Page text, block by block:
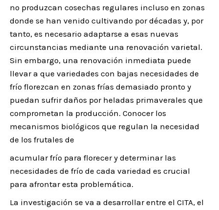
no produzcan cosechas regulares incluso en zonas
donde se han venido cultivando por décadas y, por
tanto, es necesario adaptarse a esas nuevas
circunstancias mediante una renovación varietal.
Sin embargo, una renovación inmediata puede
llevar a que variedades con bajas necesidades de
frío florezcan en zonas frías demasiado pronto y
puedan sufrir daños por heladas primaverales que
comprometan la producción. Conocer los
mecanismos biológicos que regulan la necesidad
de los frutales de
acumular frío para florecer y determinar las
necesidades de frío de cada variedad es crucial
para afrontar esta problemática.
La investigación se va a desarrollar entre el CITA, el